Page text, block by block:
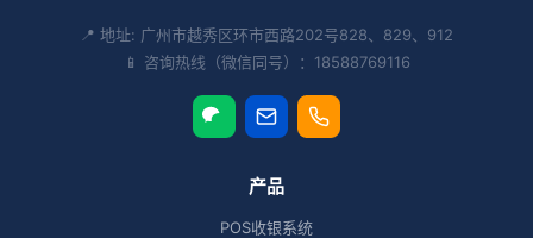
📍 地址: 广州市越秀区环市西路202号828、829、912
📱 咨询热线（微信同号）：18588769116
产品
POS收银系统